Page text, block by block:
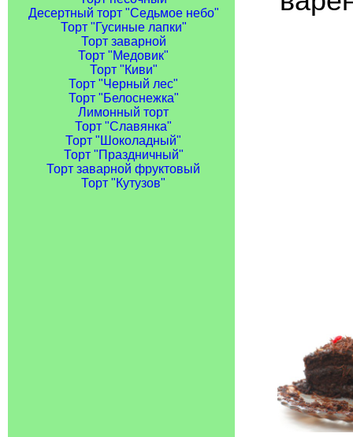
Десертный торт "Седьмое небо"
Торт "Гусиные лапки"
Торт заварной
Торт "Медовик"
Торт "Киви"
Торт "Черный лес"
Торт "Белоснежка"
Лимонный торт
Торт "Славянка"
Торт "Шоколадный"
Торт "Праздничный"
Торт заварной фруктовый
Торт "Кутузов"